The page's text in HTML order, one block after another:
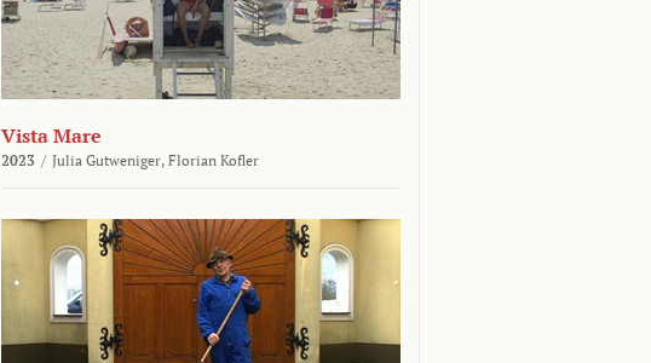
Vista Mare
2023 / Julia Gutweniger, Florian Kofler